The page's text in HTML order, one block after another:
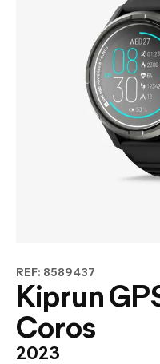
REF: 8589437
Kiprun
Coros
2023